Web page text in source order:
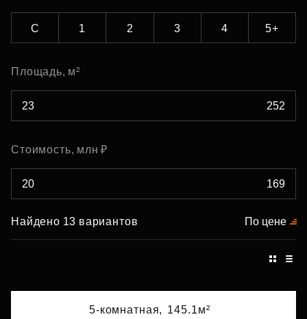
С 1 2 3 4 5+
Площадь, м²
Стоимость, млн ₽
Найдено 13 вариантов По цене
5-комнатная, 145.1м²